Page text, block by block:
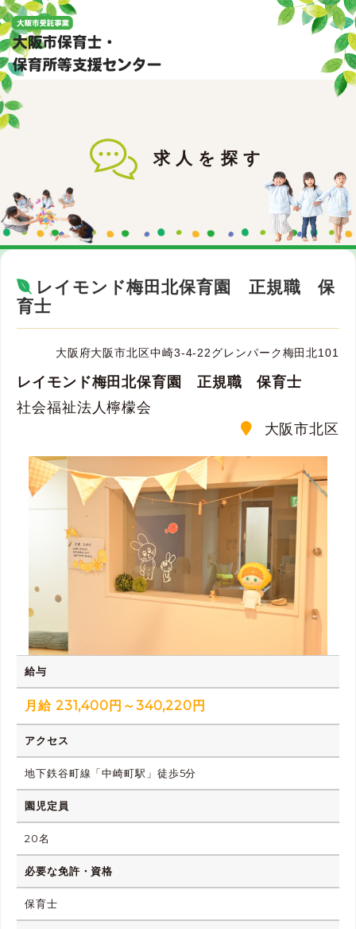
求人を探す
レイモンド梅田北保育園 正規職 保
育士
大阪府大阪市北区中崎3-4-22グレンパーク梅田北101
レイモンド梅田北保育園 正規職 保育士
社会福祉法人檸檬会
大阪市北区
給与
月給 231,400円～340,220円
アクセス
地下鉄谷町線「中崎町駅」徒歩5分
園児定員
20名
必要な免許・資格
保育士